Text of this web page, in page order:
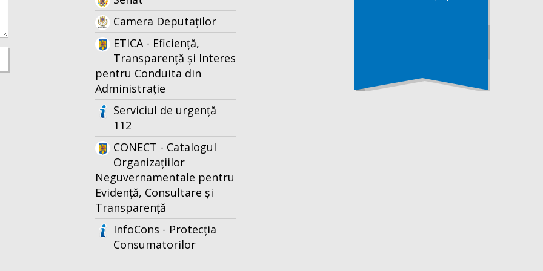
Camera Deputaților
ETICA - Eficiență,
Transparență și Interes
pentru Conduita din
Administrație
Serviciul de urgență
112
CONECT - Catalogul
Organizațiilor
Neguvernamentale pentru
Evidență, Consultare și
Transparență
InfoCons - Protecția
Consumatorilor